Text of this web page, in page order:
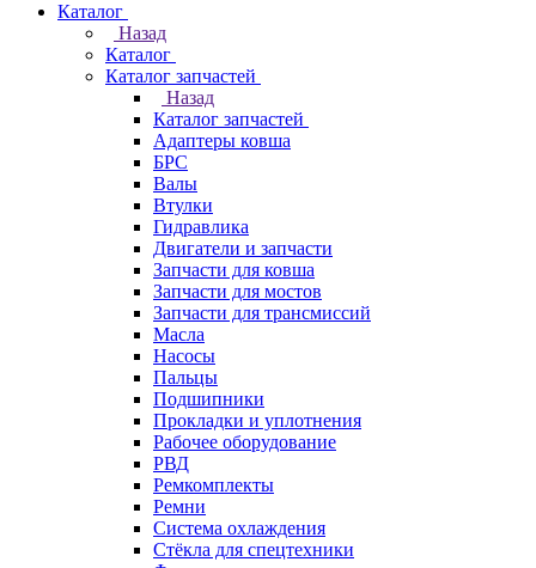
Каталог
Назад
Каталог
Каталог запчастей
Назад
Каталог запчастей
Адаптеры ковша
БРС
Валы
Втулки
Гидравлика
Двигатели и запчасти
Запчасти для ковша
Запчасти для мостов
Запчасти для трансмиссий
Масла
Насосы
Пальцы
Подшипники
Прокладки и уплотнения
Рабочее оборудование
РВД
Ремкомплекты
Ремни
Система охлаждения
Стёкла для спецтехники